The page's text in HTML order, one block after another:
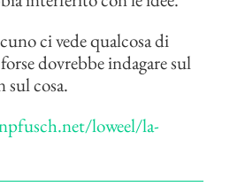
ci vede qualcosa di
dovrebbe indagare sul
sul cosa.
loweel/la-